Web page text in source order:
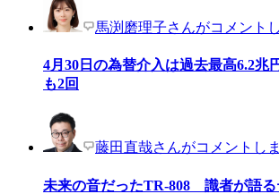
馬渕磨理子さんがコメント
4月30日の為替介入は過去最高6.2
も2回
藤田直哉さんがコメントし
未来の音だったTR-808 識者が語る